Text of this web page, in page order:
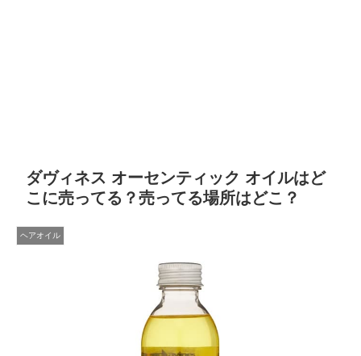
ダヴィネス オーセンティック オイルはど
こに売ってる？売ってる場所はどこ？
ヘアオイル